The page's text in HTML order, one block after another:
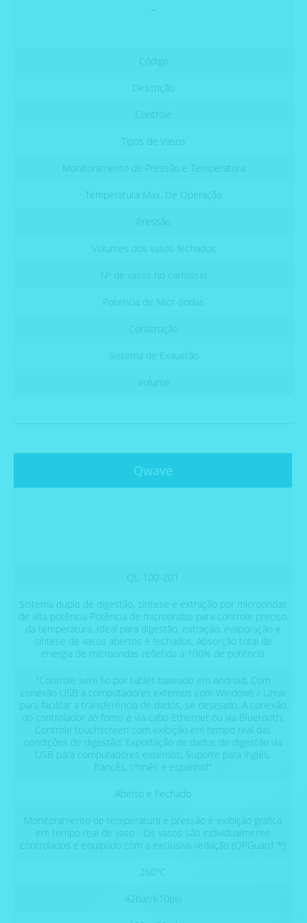
-
Código
Descrição
Controle
Tipos de Vasos
Monitoramento de Pressão e Temperatura
Temperatura Max. De Operação
Pressão
Volumes dos vasos fechados
Nº de vasos no carrossel
Potencia de Micr-ondas
Construção
Sistema de Exaustão
Volume
Qwave
QL-100-201
Sistema duplo de digestão, síntese e extração por microondas
de alta potência Potência de microondas para controle preciso
da temperatura. Ideal para digestão, extração, evaporação e
síntese de vasos abertos e fechados. Absorção total de
energia de microondas refletida a 100% de potência
"Controle sem fio por tablet baseado em Android, Com
conexão USB a computadores externos com Windows / Linux
para facilitar a transferência de dados, se desejado. A conexão
do controlador ao forno é via cabo Ethernet ou via Bluetooth;
Controle touchscreen com exibição em tempo real das
condições de digestão; Exportação de dados de digestão via
USB para computadores externos; Suporte para inglês,
francês, chinês e espanhol"
Aberto e Fechado
Monitoramento de temperatura e pressão e exibição gráfica
em tempo real de vaso - Os vasos são individualmente
controlados e equipado com a exclusiva vedação (OPGuard ™)
260ºC
42bar/610psi